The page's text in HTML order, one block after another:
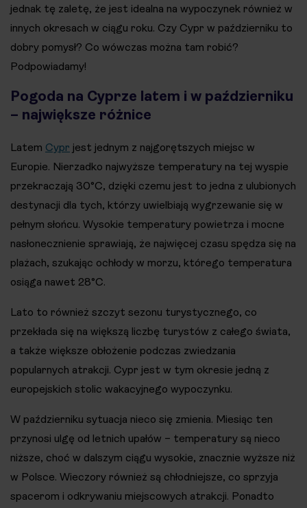
jednak tę zaletę, że jest idealna na wypoczynek również w
innych okresach w ciągu roku. Czy Cypr w październiku to
dobry pomysł? Co wówczas można tam robić?
Podpowiadamy!
Pogoda na Cyprze latem i w październiku
– największe różnice
Latem Cypr jest jednym z najgorętszych miejsc w
Europie. Nierzadko najwyższe temperatury na tej wyspie
przekraczają 30°C, dzięki czemu jest to jedna z ulubionych
destynacji dla tych, którzy uwielbiają wygrzewanie się w
pełnym słońcu. Wysokie temperatury powietrza i mocne
nasłonecznienie sprawiają, że najwięcej czasu spędza się na
plażach, szukając ochłody w morzu, którego temperatura
osiąga nawet 28°C.
Lato to również szczyt sezonu turystycznego, co
przekłada się na większą liczbę turystów z całego świata,
a także większe obłożenie podczas zwiedzania
popularnych atrakcji. Cypr jest w tym okresie jedną z
europejskich stolic wakacyjnego wypoczynku.
W październiku sytuacja nieco się zmienia. Miesiąc ten
przynosi ulgę od letnich upałów – temperatury są nieco
niższe, choć w dalszym ciągu wysokie, znacznie wyższe niż
w Polsce. Wieczory również są chłodniejsze, co sprzyja
spacerom i odkrywaniu miejscowych atrakcji. Ponadto